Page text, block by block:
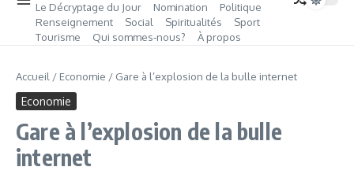
Le Décryptage du Jour
Nomination
Politique
Renseignement
Social Spiritualités
Sport
Tourisme
Qui sommes‑nous? À propos
Accueil / Economie / Gare à l’explosion de la bulle internet
Economie
Gare à l’explosion de la bulle
internet